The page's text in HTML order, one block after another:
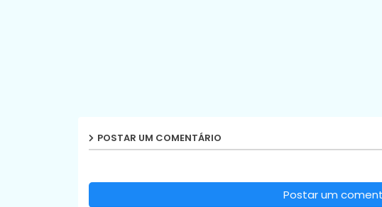
POSTAR UM COMENTÁRIO
Postar um